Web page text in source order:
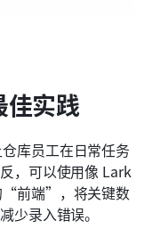
佳实践
库员工在日常任务
，可以使用像 Lark
“前端”，将关键数
少录入错误。